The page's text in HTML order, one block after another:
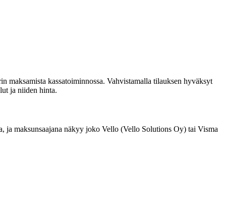
maksamista kassatoiminnossa. Vahvistamalla tilauksen hyväksyt
ja niiden hinta.
ja maksunsaajana näkyy joko Vello (Vello Solutions Oy) tai Visma